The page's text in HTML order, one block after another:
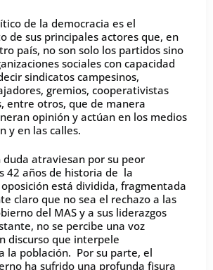
de la democracia es el
de sus principales actores que, en
país, no son solo los partidos sino
sociales con capacidad
sindicatos campesinos,
gremios, cooperativistas
entre otros, que de manera
opinión y actúan en los medios
y en las calles.
duda atraviesan por su peor
42 años de historia de la
está dividida, fragmentada
claro que no sea el rechazo a las
del MAS y a sus liderazgos
no se percibe una voz
discurso que interpele
la población. Por su parte, el
ha sufrido una profunda fisura